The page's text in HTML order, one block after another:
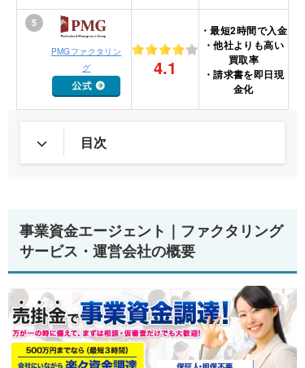
PMGファクタリン
グ
4.1
・最短2時間で入金
・他社よりも高い
買取率
・請求書を即日現
金化
目次
事業資金エージェント｜ファクタリング
サービス・運営会社の概要